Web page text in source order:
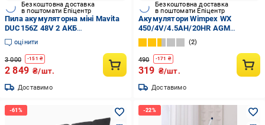
Безкоштовна доставка
в поштомати Епіцентр
Пила акумуляторна міні Mavita
DUC156Z 48V 2 АКБ
акумулятора 24 В 3 Ач Li-Ion
оцінити
3 000 -151 ₴
2 849 ₴/шт.
Доставимо
Безкоштовна доставка
в поштомати Епіцентр
Акумулятори Wimpex WX
450/4V/4.5AH/20HR AGM
технологія (WX 450)
2
490 -171 ₴
319 ₴/шт.
Доставимо